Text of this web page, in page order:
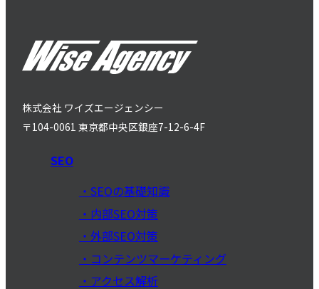
株式会社 ワイズエージェンシー
〒104-0061 東京都中央区銀座7-12-6-4F
SEO
SEOの基礎知識
内部SEO対策
外部SEO対策
コンテンツマーケティング
アクセス解析